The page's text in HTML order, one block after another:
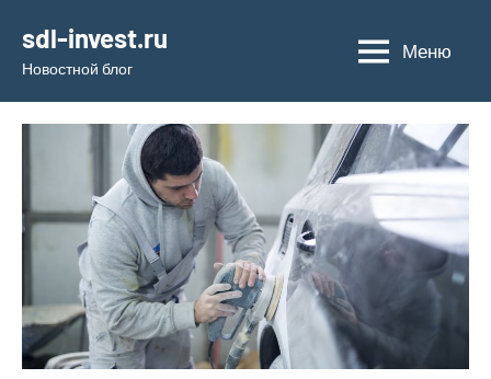
содержимому
sdl-invest.ru
Новостной блог
Меню